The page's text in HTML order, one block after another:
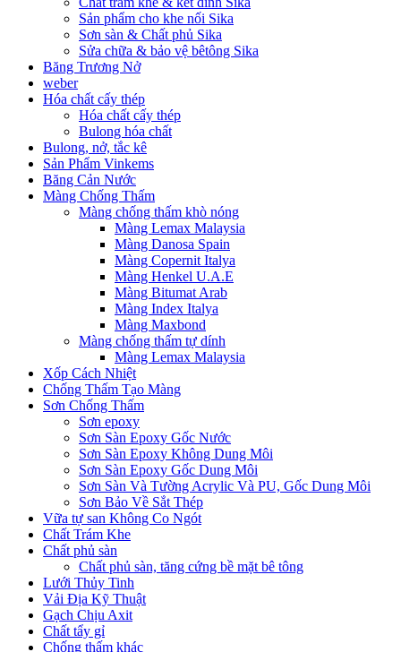
Sản phẩm cho khe nối Sika
Sơn sàn & Chất phủ Sika
Sửa chữa & bảo vệ bêtông Sika
Băng Trương Nở
weber
Hóa chất cấy thép
Hóa chất cấy thép
Bulong hóa chất
Bulong, nở, tắc kê
Sản Phẩm Vinkems
Băng Cản Nước
Màng Chống Thấm
Màng chống thấm khò nóng
Màng Lemax Malaysia
Màng Danosa Spain
Màng Copernit Italya
Màng Henkel U.A.E
Màng Bitumat Arab
Màng Index Italya
Màng Maxbond
Màng chống thấm tự dính
Màng Lemax Malaysia
Xốp Cách Nhiệt
Chống Thấm Tạo Màng
Sơn Chống Thấm
Sơn epoxy
Sơn Sàn Epoxy Gốc Nước
Sơn Sàn Epoxy Không Dung Môi
Sơn Sàn Epoxy Gốc Dung Môi
Sơn Sàn Và Tường Acrylic Và PU, Gốc Dung Môi
Sơn Bảo Về Sắt Thép
Vữa tự san Không Co Ngót
Chất Trám Khe
Chất phủ sàn
Chất phủ sàn, tăng cứng bề mặt bê tông
Lưới Thủy Tinh
Vải Địa Kỹ Thuật
Gạch Chịu Axit
Chất tẩy gỉ
Chống thấm khác